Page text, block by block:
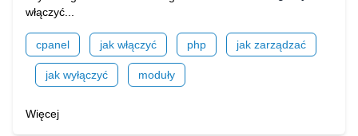
włączyć...
cpanel jak włączyć php jak zarządzać
jak wyłączyć moduły
Więcej